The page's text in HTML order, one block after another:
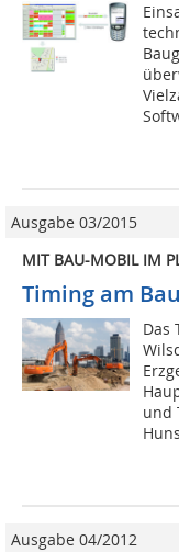
Ausgabe 03/2015
MIT BAU-MOBIL IM
Timing am
Das
und
Ausgabe 04/2012